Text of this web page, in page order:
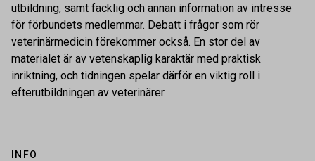
utbildning, samt facklig och annan information av intresse
för förbundets medlemmar. Debatt i frågor som rör
veterinärmedicin förekommer också. En stor del av
materialet är av vetenskaplig karaktär med praktisk
inriktning, och tidningen spelar därför en viktig roll i
efterutbildningen av veterinärer.
INFO